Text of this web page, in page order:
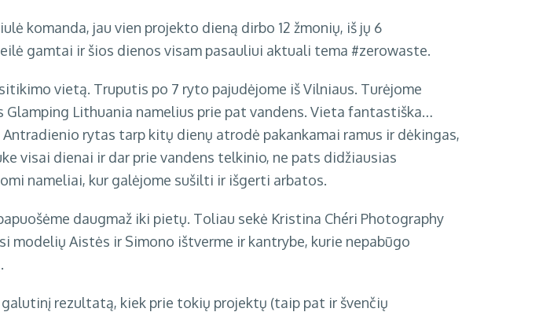
komanda, jau vien projekto dieną dirbo 12 žmonių, iš jų 6
gamtai ir šios dienos visam pasauliui aktuali tema #zerowaste.
vietą. Truputis po 7 ryto pajudėjome iš Vilniaus. Turėjome
Glamping Lithuania namelius prie pat vandens. Vieta fantastiška…
rytas tarp kitų dienų atrodė pakankamai ramus ir dėkingas,
visai dienai ir dar prie vandens telkinio, ne pats didžiausias
nameliai, kur galėjome sušilti ir išgerti arbatos.
daugmaž iki pietų. Toliau sekė Kristina Chéri Photography
modelių Aistės ir Simono ištverme ir kantrybe, kurie nepabūgo
rezultatą, kiek prie tokių projektų (taip pat ir švenčių